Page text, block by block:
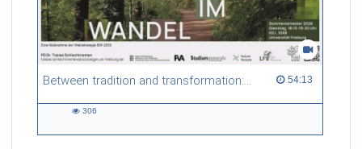
Between tradition and transformation: how owners, advisers and institutions co-create knowledge for resilient forests in Europe 54:13
54:13 duration
306